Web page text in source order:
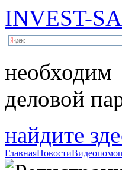
INVEST-
необходим
деловой
найдите
ГлавнаяНовости